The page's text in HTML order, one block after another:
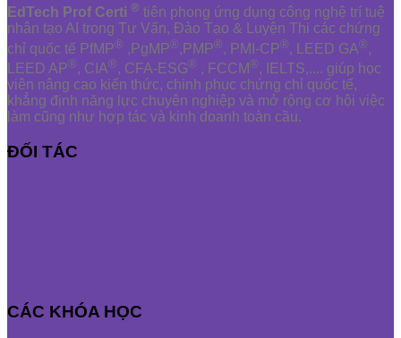
EdTech Prof Certi ® tiên phong ứng dụng công nghệ trí tuệ
nhân tạo AI trong Tư Vấn, Đào Tạo & Luyện Thi các chứng
chỉ quốc tế PfMP® ,PgMP®,PMP®, PMI-CP®, LEED GA®,
LEED AP®, CIA®, CFA-ESG® , FCCM®, IELTS,.... giúp học
viên nâng cao kiến thức, chinh phục chứng chỉ quốc tế,
khẳng định năng lực chuyên nghiệp và mở rộng cơ hội việc
làm cũng như hợp tác và kinh doanh toàn cầu.
ĐỐI TÁC
CÁC KHÓA HỌC